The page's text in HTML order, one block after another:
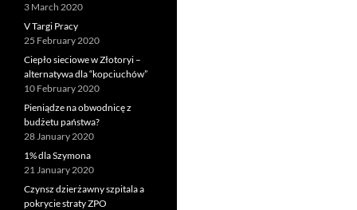
3 March 2020
V Targi Pracy
25 February 2020
Ciepło sieciowe w Złotoryi –
alternatywa dla “kopciuchów”
10 February 2020
Pieniądze na obwodnicę z
budżetu państwa?
28 January 2020
1% dla Szymona
21 January 2020
Czynsz dzierżawny szpitala a
pokrycie straty ZPO